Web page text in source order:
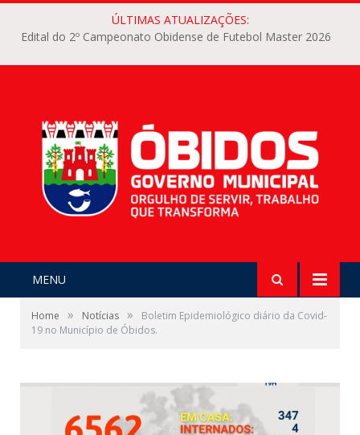
ÚLTIMAS ATUALIZAÇÕES:
Edital do 2º Campeonato Obidense de Futebol Master 2026
MENU
Home » Notícias »
Boletim Epidemiológico diário da Covid-
19 no Município de Óbidos.